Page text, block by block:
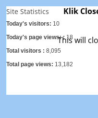
Site Statistics
Today's visitors: 10
Today's page views: :18
Total visitors :8,095
Total page views: 13,182
Klik
This will